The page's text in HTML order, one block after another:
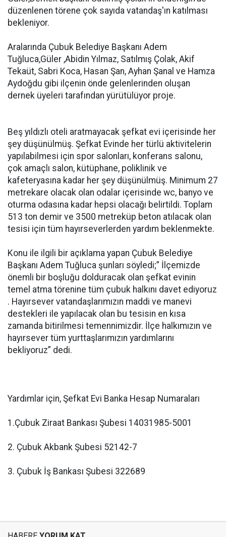
düzenlenen törene çok sayıda vatandaş'ın katılması
bekleniyor.
Aralarında Çubuk Belediye Başkanı Adem
Tuğluca,Güler ,Abidin Yılmaz, Satılmış Çolak, Akif
Tekaüt, Sabri Koca, Hasan Şan, Ayhan Şanal ve Hamza
Aydoğdu gibi ilçenin önde gelenlerinden oluşan
dernek üyeleri tarafından yürütülüyor proje.
Beş yıldızlı oteli aratmayacak şefkat evi içerisinde her
şey düşünülmüş. Şefkat Evinde her türlü aktivitelerin
yapılabilmesi için spor salonları, konferans salonu,
çok amaçlı salon, kütüphane, poliklinik ve
kafeteryasına kadar her şey düşünülmüş. Minimum 27
metrekare olacak olan odalar içerisinde wc, banyo ve
oturma odasına kadar hepsi olacağı belirtildi. Toplam
513 ton demir ve 3500 metreküp beton atılacak olan
tesisi için tüm hayırseverlerden yardım beklenmekte.
Konu ile ilgili bir açıklama yapan Çubuk Belediye
Başkanı Adem Tuğluca şunları söyledi;” İlçemizde
önemli bir boşluğu dolduracak olan şefkat evinin
temel atma törenine tüm çubuk halkını davet ediyoruz
. Hayırsever vatandaşlarımızın maddi ve manevi
destekleri ile yapılacak olan bu tesisin en kısa
zamanda bitirilmesi temennimizdir. İlçe halkımızın ve
hayırsever tüm yurttaşlarımızın yardımlarını
bekliyoruz” dedi.
Yardımlar için, Şefkat Evi Banka Hesap Numaraları
1.Çubuk Ziraat Bankası Şubesi 14031985-5001
2. Çubuk Akbank Şubesi 52142-7
3. Çubuk İş Bankası Şubesi 322689